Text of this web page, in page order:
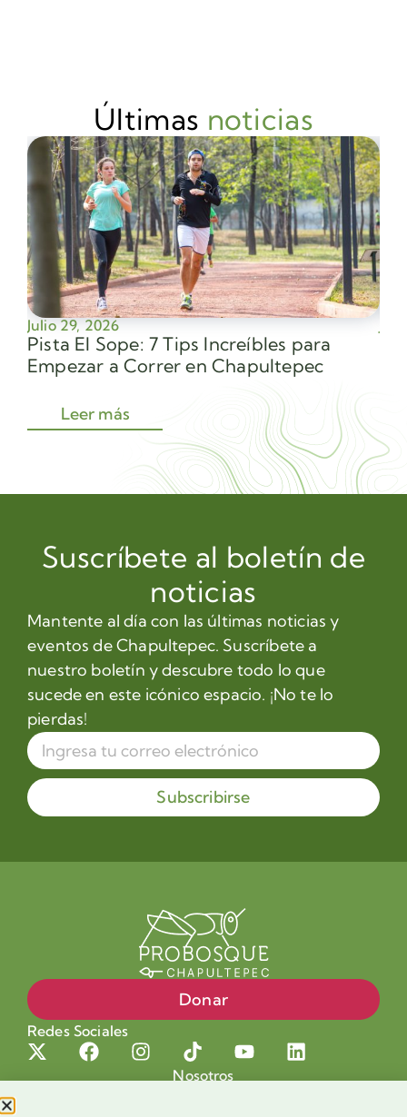
Últimas noticias
Julio 29, 2026
Pista El Sope: 7 Tips Increíbles para
Empezar a Correr en Chapultepec
Leer más
Suscríbete al boletín de
noticias
Mantente al día con las últimas noticias y
eventos de Chapultepec. Suscríbete a
nuestro boletín y descubre todo lo que
sucede en este icónico espacio. ¡No te lo
pierdas!
Subscribirse
Donar
Redes Sociales
Nosotros